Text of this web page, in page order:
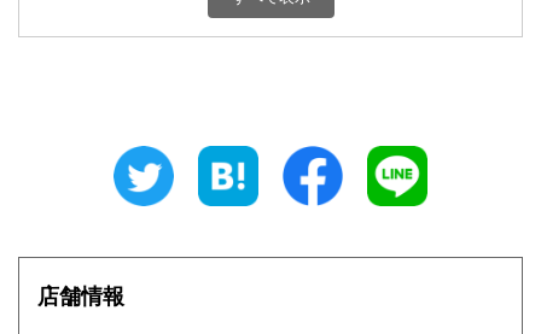
800円 三重県
大阪府
店舗情報